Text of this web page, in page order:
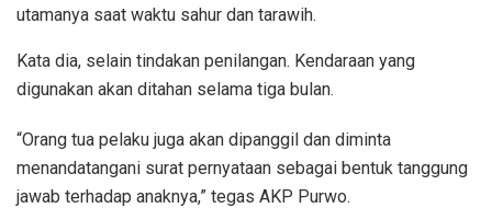
utamanya saat waktu sahur dan tarawih.
Kata dia, selain tindakan penilangan. Kendaraan yang
digunakan akan ditahan selama tiga bulan.
“Orang tua pelaku juga akan dipanggil dan diminta
menandatangani surat pernyataan sebagai bentuk tanggung
jawab terhadap anaknya,” tegas AKP Purwo.